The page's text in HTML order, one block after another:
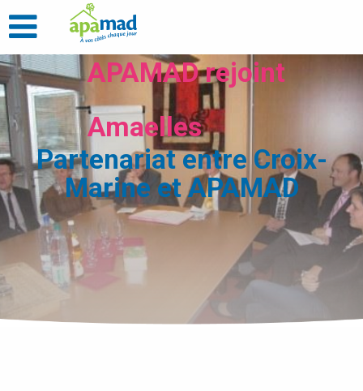
APAMAD rejoint
Amaelles
Partenariat entre Croix-
Marine et APAMAD